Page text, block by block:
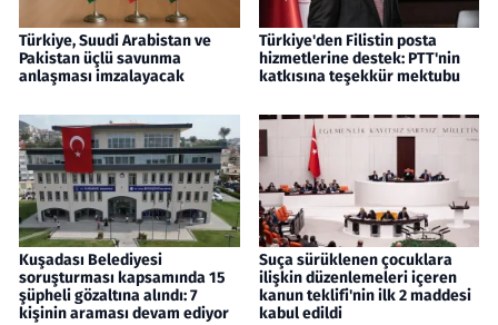
Türkiye, Suudi Arabistan ve
Pakistan üçlü savunma
anlaşması imzalayacak
Türkiye'den Filistin posta
hizmetlerine destek: PTT'nin
katkısına teşekkür mektubu
Kuşadası Belediyesi
soruşturması kapsamında 15
şüpheli gözaltına alındı: 7
kişinin araması devam ediyor
Suça sürüklenen çocuklara
ilişkin düzenlemeleri içeren
kanun teklifi'nin ilk 2 maddesi
kabul edildi